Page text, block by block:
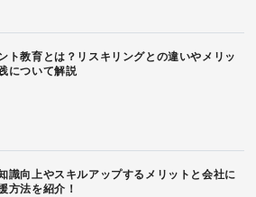
ト教育とは？リスキリングとの違いやメリッ
について解説
識向上やスキルアップするメリットと会社に
方法を紹介！